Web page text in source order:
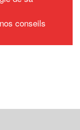
conseils